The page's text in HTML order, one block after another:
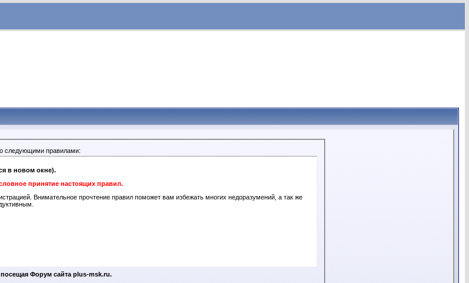
следующими правилами:
в новом окне).
принятие настоящих правил.
Внимательное прочтение правил поможет вам избежать многих недоразумений, а так же
Форум сайта plus-msk.ru.